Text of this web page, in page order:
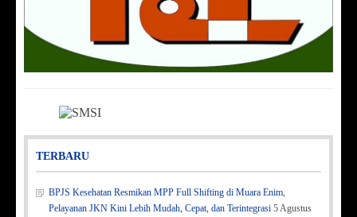
TERBARU
BPJS Kesehatan Resmikan MPP Full Shifting di Muara Enim,
Pelayanan JKN Kini Lebih Mudah, Cepat, dan Terintegrasi 5 Agustus